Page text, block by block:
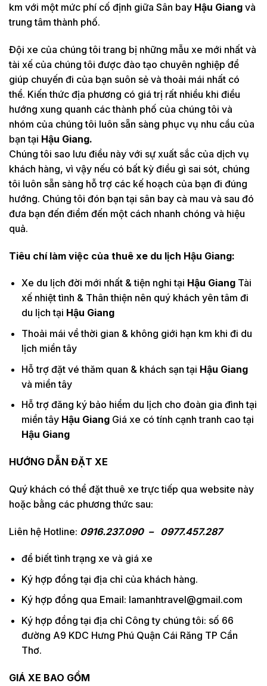
km với một mức phí cố định giữa Sân bay Hậu Giang và
trung tâm thành phố.
Đội xe của chúng tôi trang bị những mẫu xe mới nhất và
tài xế của chúng tôi được đào tạo chuyên nghiệp để
giúp chuyến đi của bạn suôn sẻ và thoải mái nhất có
thể. Kiến thức địa phương có giá trị rất nhiều khi điều
hướng xung quanh các thành phố của chúng tôi và
nhóm của chúng tôi luôn sẵn sàng phục vụ nhu cầu của
bạn tại Hậu Giang.
Chúng tôi sao lưu điều này với sự xuất sắc của dịch vụ
khách hàng, vì vậy nếu có bất kỳ điều gì sai sót, chúng
tôi luôn sẵn sàng hỗ trợ các kế hoạch của bạn đi đúng
hướng. Chúng tôi đón bạn tại sân bay cà mau và sau đó
đưa bạn đến điểm đến một cách nhanh chóng và hiệu
quả.
Tiêu chí làm việc của thuê xe du lịch Hậu Giang:
Xe du lịch đời mới nhất & tiện nghi tại Hậu GiangTài
xế nhiệt tình & Thân thiện nên quý khách yên tâm đi
du lịch tại Hậu Giang
Thoải mái về thời gian & không giới hạn km khi đi du
lịch miền tây
Hỗ trợ đặt vé thăm quan & khách sạn tại Hậu Giang
và miền tây
Hỗ trợ đăng ký bảo hiểm du lịch cho đoàn gia đình tại
miền tây Hậu GiangGiá xe có tính cạnh tranh cao tại
Hậu Giang
HƯỚNG DẪN ĐẶT XE
Quý khách có thể đặt thuê xe trực tiếp qua website này
hoặc bằng các phương thức sau:
Liên hệ Hotline: 0916.237.090 – 0977.457.287
để biết tình trạng xe và giá xe
Ký hợp đồng tại địa chỉ của khách hàng.
Ký hợp đồng qua Email: lamanhtravel@gmail.com
Ký hợp đồng tại địa chỉ Công ty chúng tôi: số 66
đường A9 KDC Hưng Phú Quận Cái Răng TP Cần
Thơ.
GIÁ XE BAO GỒM